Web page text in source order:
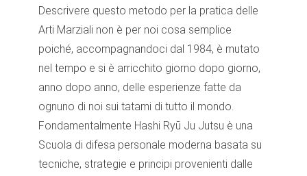
Descrivere questo metodo per la pratica delle
Arti Marziali non è per noi cosa semplice
poiché, accompagnandoci dal 1984, è mutato
nel tempo e si è arricchito giorno dopo giorno,
anno dopo anno, delle esperienze fatte da
ognuno di noi sui tatami di tutto il mondo.
Fondamentalmente Hashi Ryū Ju Jutsu è una
Scuola di difesa personale moderna basata su
tecniche, strategie e principi provenienti dalle